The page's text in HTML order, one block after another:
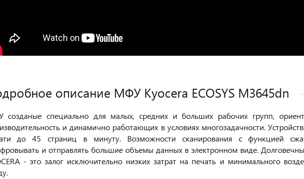
описание МФУ Kyocera ECOSYS M3645dn
созданые специально для малых, средних и больших рабочих групп,
и динамично работающих в условиях многозадачности.
до 45 страниц в минуту. Возможности сканирования с функцией
и отправлять большие объемы данных в электронном виде.
- это залог исключительно низких затрат на печать и минимального